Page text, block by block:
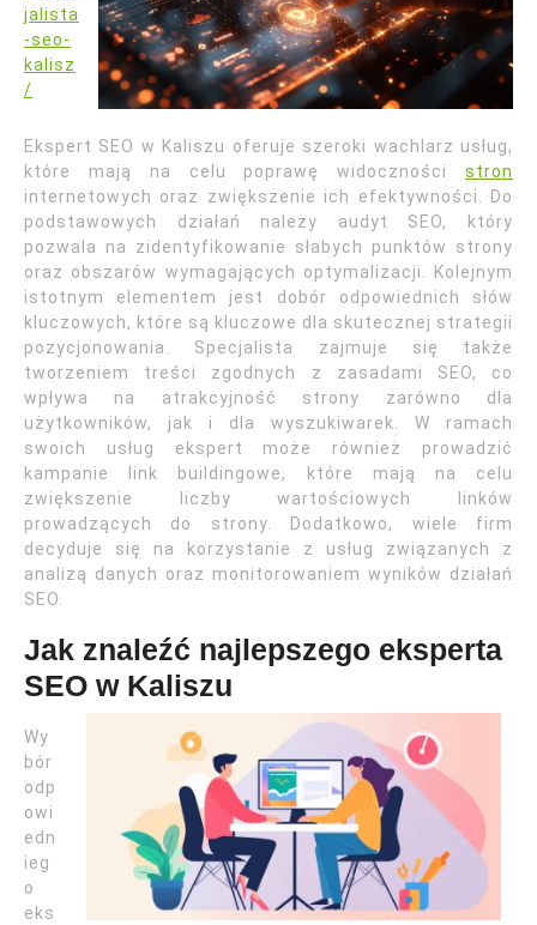
jalista
-seo-
kalisz
/
Ekspert SEO w Kaliszu oferuje szeroki wachlarz usług,
które mają na celu poprawę widoczności stron
internetowych oraz zwiększenie ich efektywności. Do
podstawowych działań należy audyt SEO, który
pozwala na zidentyfikowanie słabych punktów strony
oraz obszarów wymagających optymalizacji. Kolejnym
istotnym elementem jest dobór odpowiednich słów
kluczowych, które są kluczowe dla skutecznej strategii
pozycjonowania. Specjalista zajmuje się także
tworzeniem treści zgodnych z zasadami SEO, co
wpływa na atrakcyjność strony zarówno dla
użytkowników, jak i dla wyszukiwarek. W ramach
swoich usług ekspert może również prowadzić
kampanie link buildingowe, które mają na celu
zwiększenie liczby wartościowych linków
prowadzących do strony. Dodatkowo, wiele firm
decyduje się na korzystanie z usług związanych z
analizą danych oraz monitorowaniem wyników działań
SEO.
Jak znaleźć najlepszego eksperta
SEO w Kaliszu
Wy
bór
odp
owi
edn
ieg
o
eks